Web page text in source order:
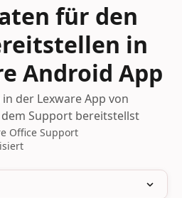
für den
in
Android App
der Lexware App von
Support bereitstellst
Office Support